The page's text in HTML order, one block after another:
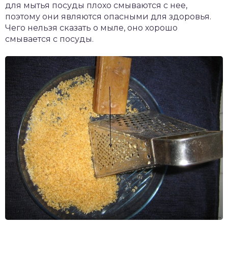
для мытья посуды плохо смываются с нее,
поэтому они являются опасными для здоровья.
Чего нельзя сказать о мыле, оно хорошо
смывается с посуды.